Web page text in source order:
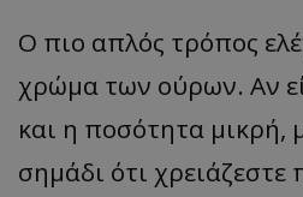
Ο πιο απλός τρόπος
χρώμα των ούρων. Αν
και η ποσότητα μικρή,
σημάδι ότι χρειάζεστε